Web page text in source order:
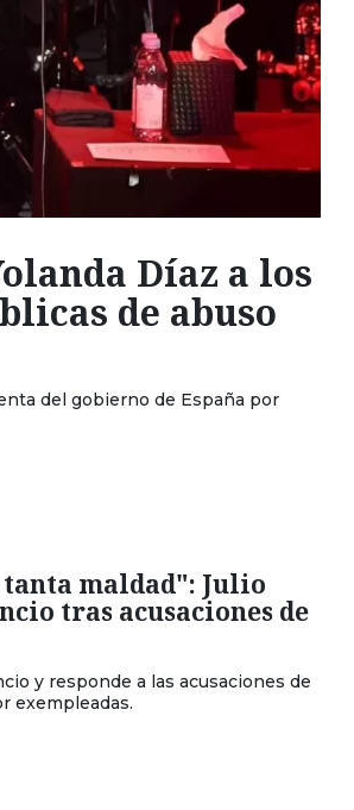
Díaz a los
de abuso
del gobierno de España por
maldad": Julio
tras acusaciones de
y responde a las acusaciones de
exempleadas.